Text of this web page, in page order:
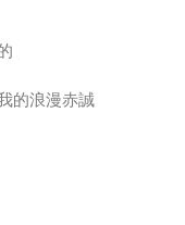
的浪漫赤誠